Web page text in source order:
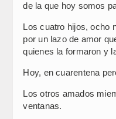
de la que hoy somos
Los cuatro hijos, ocho
por un lazo de amor
quienes la formaron y
Hoy, en cuarentena
Los otros amados
ventanas.